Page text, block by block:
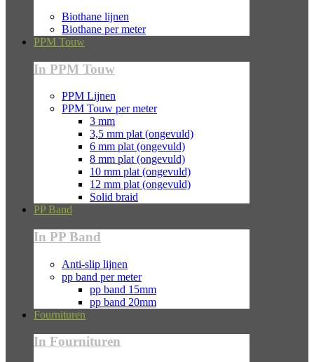
Biothane lijnen
Biothane per meter
PPM Touw
In PPM Touw
PPM Lijnen
PPM Touw per meter
3 mm
3,5 mm plat (ongevuld)
6 mm plat (ongevuld)
8 mm plat (ongevuld)
10 mm plat (ongevuld)
12 mm plat (ongevuld)
Solid braid
PP Band
In PP Band
Anti-slip lijnen
pp band per meter
pp band 15mm
pp band 20mm
Fournituren
In Fournituren